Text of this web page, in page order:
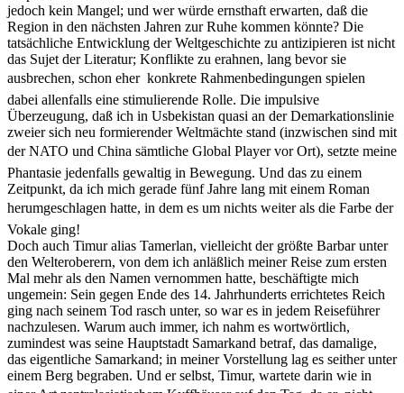
jedoch kein Mangel; und wer würde ernsthaft erwarten, daß die
Region in den nächsten Jahren zur Ruhe kommen könnte? Die
tatsächliche Entwicklung der Weltgeschichte zu antizipieren ist nicht
das Sujet der Literatur; Konflikte zu erahnen, lang bevor sie
ausbrechen, schon eher  konkrete Rahmenbedingungen spielen
dabei allenfalls eine stimulierende Rolle. Die impulsive
Überzeugung, daß ich in Usbekistan quasi an der Demarkationslinie
zweier sich neu formierender Weltmächte stand (inzwischen sind mit
der NATO und China sämtliche Global Player vor Ort), setzte meine
Phantasie jedenfalls gewaltig in Bewegung. Und das zu einem
Zeitpunkt, da ich mich gerade fünf Jahre lang mit einem Roman
herumgeschlagen hatte, in dem es um nichts weiter als die Farbe der
Vokale ging!
Doch auch Timur alias Tamerlan, vielleicht der größte Barbar unter
den Welteroberern, von dem ich anläßlich meiner Reise zum ersten
Mal mehr als den Namen vernommen hatte, beschäftigte mich
ungemein: Sein gegen Ende des 14. Jahrhunderts errichtetes Reich
ging nach seinem Tod rasch unter, so war es in jedem Reiseführer
nachzulesen. Warum auch immer, ich nahm es wortwörtlich,
zumindest was seine Hauptstadt Samarkand betraf, das damalige,
das eigentliche Samarkand; in meiner Vorstellung lag es seither unter
einem Berg begraben. Und er selbst, Timur, wartete darin wie in